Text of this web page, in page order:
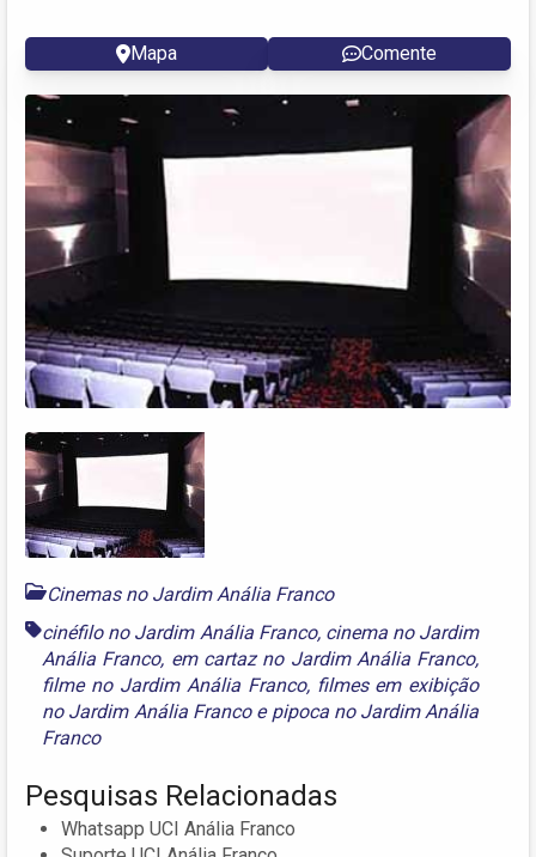
Mapa Comente
Cinemas no Jardim Anália Franco
cinéfilo no Jardim Anália Franco, cinema no Jardim
Anália Franco, em cartaz no Jardim Anália Franco,
filme no Jardim Anália Franco, filmes em exibição
no Jardim Anália Francoe pipoca no Jardim Anália
Franco
Pesquisas Relacionadas
Whatsapp UCI Anália Franco